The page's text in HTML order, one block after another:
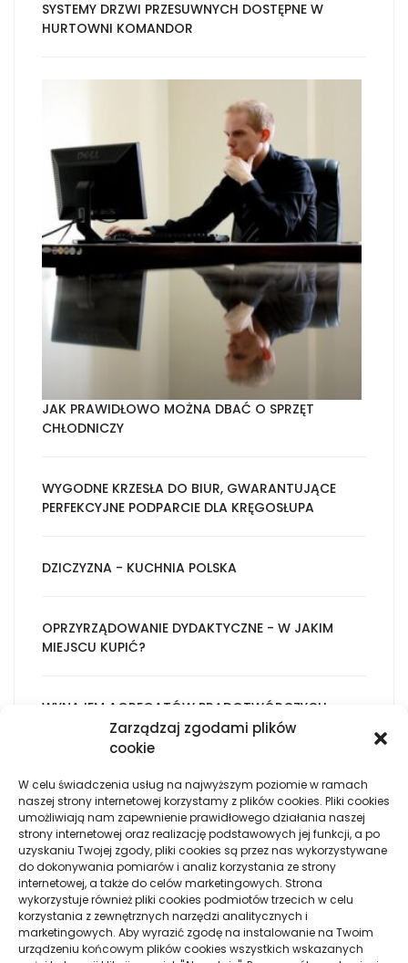
Zarządzaj zgodami plików
cookie
W celu świadczenia usług na najwyższym poziomie w ramach
naszej strony internetowej korzystamy z plików cookies. Pliki cookies
umożliwiają nam zapewnienie prawidłowego działania naszej
strony internetowej oraz realizację podstawowych jej funkcji, a po
uzyskaniu Twojej zgody, pliki cookies są przez nas wykorzystywane
do dokonywania pomiarów i analiz korzystania ze strony
internetowej, a także do celów marketingowych. Strona
wykorzystuje również pliki cookies podmiotów trzecich w celu
korzystania z zewnętrznych narzędzi analitycznych i
marketingowych. Aby wyrazić zgodę na instalowanie na Twoim
urządzeniu końcowym plików cookies wszystkich wskazanych
SYSTEMY DRZWI PRZESUWNYCH DOSTĘPNE W
HURTOWNI KOMANDOR
JAK PRAWIDŁOWO MOŻNA DBAĆ O SPRZĘT
CHŁODNICZY
WYGODNE KRZESŁA DO BIUR, GWARANTUJĄCE
PERFEKCYJNE PODPARCIE DLA KRĘGOSŁUPA
DZICZYZNA - KUCHNIA POLSKA
OPRZYRZĄDOWANIE DYDAKTYCZNE - W JAKIM
MIEJSCU KUPIĆ?
WYNAJEM AGREGATÓW PRĄDOTWÓRCZYCH
JAK DOJECHAĆ DO WYSPY LOŠINJ W
CHORWACJI?
JAK URZĄDZIĆ DOM? PRZETESTUJ MODNE
ARANŻACJE